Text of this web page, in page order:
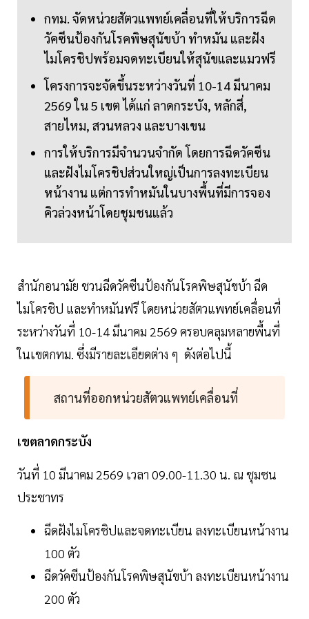
กทม. จัดหน่วยสัตวแพทย์เคลื่อนที่ให้บริการฉีด
วัคซีนป้องกันโรคพิษสุนัขบ้า ทำหมัน และฝัง
ไมโครชิปพร้อมจดทะเบียนให้สุนัขและแมวฟรี
โครงการจะจัดขึ้นระหว่างวันที่ 10-14 มีนาคม
2569 ใน 5 เขต ได้แก่ ลาดกระบัง, หลักสี่,
สายไหม, สวนหลวง และบางเขน
การให้บริการมีจำนวนจำกัด โดยการฉีดวัคซีน
และฝังไมโครชิปส่วนใหญ่เป็นการลงทะเบียน
หน้างาน แต่การทำหมันในบางพื้นที่มีการจอง
คิวล่วงหน้าโดยชุมชนแล้ว
สำนักอนามัย ชวนฉีดวัคซีนป้องกันโรคพิษสุนัขบ้า ฉีด
ไมโครชิป และทำหมันฟรี โดยหน่วยสัตวแพทย์เคลื่อนที่
ระหว่างวันที่ 10-14 มีนาคม 2569 ครอบคลุมหลายพื้นที่
ในเขตกทม. ซึ่งมีรายละเอียดต่าง ๆ ดังต่อไปนี้
สถานที่ออกหน่วยสัตวแพทย์เคลื่อนที่
เขตลาดกระบัง
วันที่ 10 มีนาคม 2569 เวลา 09.00-11.30 น. ณ ชุมชน
ประชาทร
ฉีดฝังไมโครชิปและจดทะเบียน ลงทะเบียนหน้างาน
100 ตัว
ฉีดวัคซีนป้องกันโรคพิษสุนัขบ้า ลงทะเบียนหน้างาน
200 ตัว